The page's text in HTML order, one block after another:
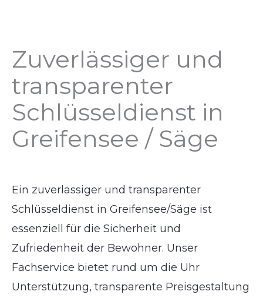
Zuverlässiger und
transparenter
Schlüsseldienst in
Greifensee / Säge
Ein zuverlässiger und transparenter
Schlüsseldienst in Greifensee/Säge ist
essenziell für die Sicherheit und
Zufriedenheit der Bewohner. Unser
Fachservice bietet rund um die Uhr
Unterstützung, transparente Preisgestaltung